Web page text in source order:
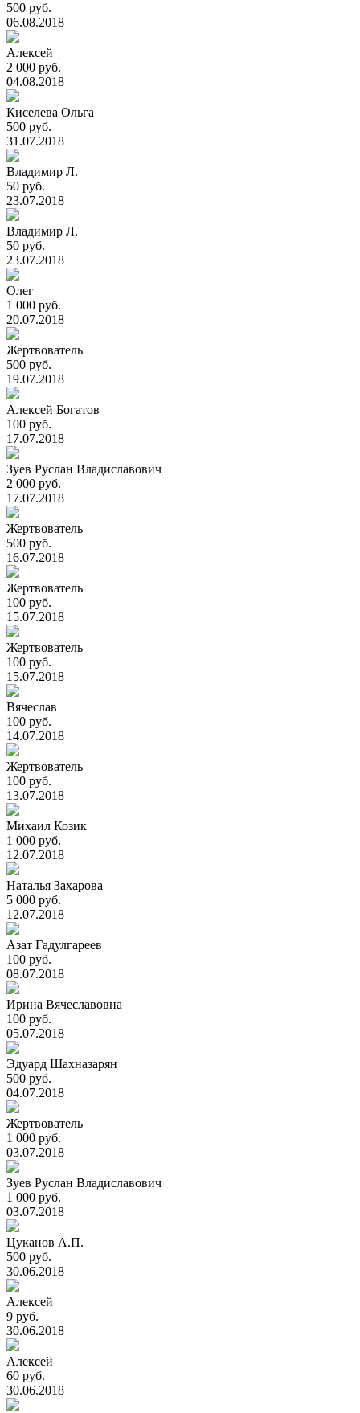
500 руб.
06.08.2018
Алексей
2 000 руб.
04.08.2018
Киселева Ольга
500 руб.
31.07.2018
Владимир Л.
50 руб.
23.07.2018
Владимир Л.
50 руб.
23.07.2018
Олег
1 000 руб.
20.07.2018
Жертвователь
500 руб.
19.07.2018
Алексей Богатов
100 руб.
17.07.2018
Зуев Руслан Владиславович
2 000 руб.
17.07.2018
Жертвователь
500 руб.
16.07.2018
Жертвователь
100 руб.
15.07.2018
Жертвователь
100 руб.
15.07.2018
Вячеслав
100 руб.
14.07.2018
Жертвователь
100 руб.
13.07.2018
Михаил Козик
1 000 руб.
12.07.2018
Наталья Захарова
5 000 руб.
12.07.2018
Азат Гадулгареев
100 руб.
08.07.2018
Ирина Вячеславовна
100 руб.
05.07.2018
Эдуард Шахназарян
500 руб.
04.07.2018
Жертвователь
1 000 руб.
03.07.2018
Зуев Руслан Владиславович
1 000 руб.
03.07.2018
Цуканов А.П.
500 руб.
30.06.2018
Алексей
9 руб.
30.06.2018
Алексей
60 руб.
30.06.2018